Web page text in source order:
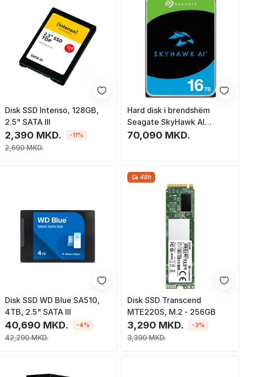
Disk SSD Intenso, 128GB,
2.5" SATA III
2,390 MKD.
2,690 MKD.
-11%
Hard disk i brendshëm
Seagate SkyHawk AI
ST16000VE005, 16TB,
70,090 MKD.
Disk SSD WD Blue SA510,
4TB, 2.5" SATA III
40,690 MKD.
42,290 MKD.
-4%
48h
Disk SSD Transcend
MTE220S, M.2 - 256GB
3,290 MKD.
3,390 MKD.
-3%